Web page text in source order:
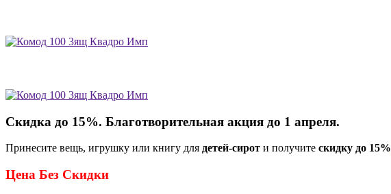
Скидка до 15%. Благотворительная акция до 1 апреля.
Принесите вещь, игрушку или книгу для детей-сирот и получите скидку до 15%
Цена Без Скидки